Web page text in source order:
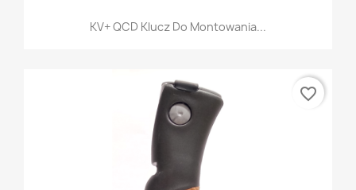
KV+ QCD Klucz Do Montowania...
favorite_border